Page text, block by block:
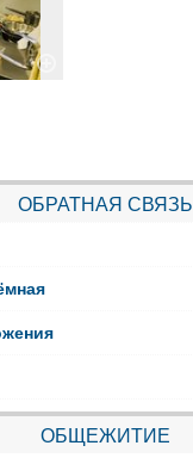
ОБРАТНАЯ СВЯЗЬ
ОБЩЕЖИТИЕ